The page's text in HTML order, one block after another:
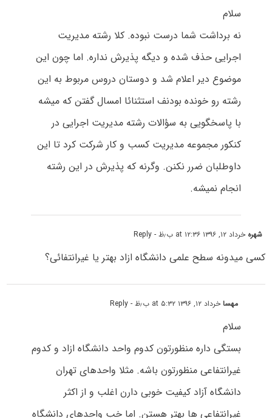
سلام
نه برداشت شما درست نبوده. کلا رشته مدیریت
اجرایی حذف شده و دیگه پذیرش نداره. اما چون این
موضوع دیر اعلام شد و دوستان دروس مربوط به این
رشته رو خونده بودنف استثنائا امسال گفتن که میشه
با پاسخگویی به سؤالات رشته مدیریت اجرایی در
کنکور مجموعه مدیریت کسب و کار شرکت کرد تا این
داوطلبان ضرر نکنن. وگرنه که پذیرش در این رشته
انجام نمیشه.
شهره خرداد ۱۲, ۱۳۹۶ at ۱۲:۳۶ ب٫ظ - Reply
کسی میدونه سطح علمی دانشگاه ازاد بهتر یا غیرانتفائی؟
مهساخرداد ۱۲, ۱۳۹۶ at ۵:۳۲ ب٫ظ - Reply
سلام
بستگی داره منظورتون کدوم واحد دانشگاه ازاد و کدوم
غیرانتفاعی منظورتون باشه. مثلا واحدهای تهران
دانشگاه آزاد کیفیت خوبی دارن اغلب و از اکثر
غیرانتفاعی ها بهتر هستن. اما خب واحدهای دانشگاه